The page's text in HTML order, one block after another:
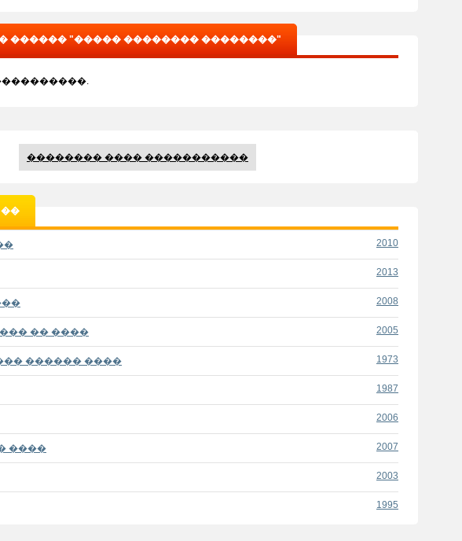
������ "����� �������� ��������"
�������� ���� �����������
2010
2013
2008
�� ���� 2005
������ ���� 1973
1987
2006
���� 2007
2003
1995